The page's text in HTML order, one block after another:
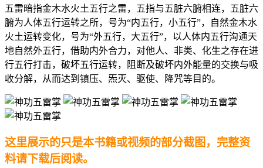
五雷暗指金木水火土五行之雷，五指与五脏六腑相连，五脏六
腑为人体五行运转之所，号为“内五行，小五行”，自然金木水
火土运转变化，号为“外五行，大五行”，以人体内五行沟通天
地自然外五行，借助内外合力，对他人、非类、化生之存在进
行五行打击，破坏五行运转，阻断及破坏内外能量的交换与吸
收分解，从而达到镇压、炁灭、驱使、降咒等目的。
这里展示的只是本书籍或视频的部分截图，完整资
料请下载后阅读。